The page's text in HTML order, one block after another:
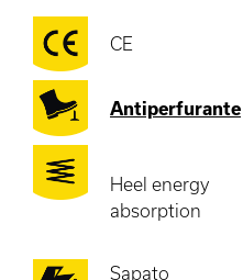
CE
Antiperfurante
Heel energy
absorption
Sapato